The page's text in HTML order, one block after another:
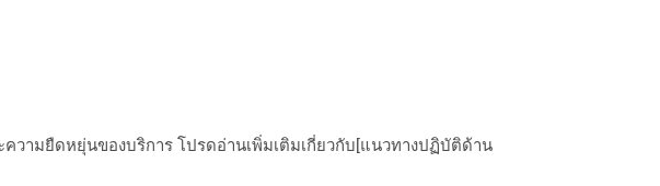
วามยืดหยุ่นของบริการ โปรดอ่านเพิ่มเติมเกี่ยวกับ[แนวทางปฏิบัติด้าน